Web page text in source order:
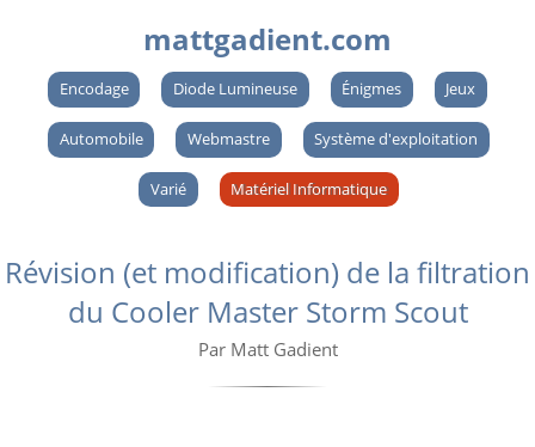
mattgadient.com
Encodage Diode Lumineuse Énigmes Jeux
Automobile Webmastre Système d'exploitation
Varié Matériel Informatique
Révision (et modification) de la filtration
du Cooler Master Storm Scout
Par Matt Gadient